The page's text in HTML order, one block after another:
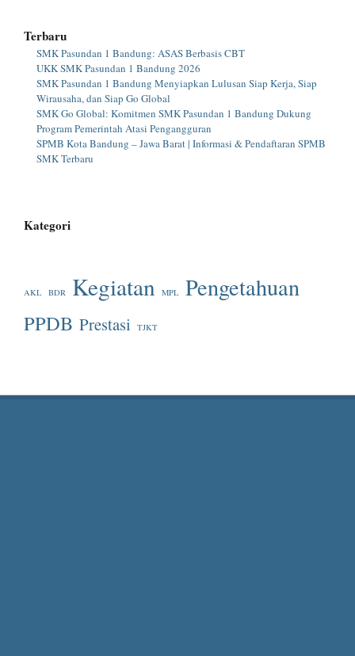
Terbaru
SMK Pasundan 1 Bandung: ASAS Berbasis CBT
UKK SMK Pasundan 1 Bandung 2026
SMK Pasundan 1 Bandung Menyiapkan Lulusan Siap Kerja, Siap
Wirausaha, dan Siap Go Global
SMK Go Global: Komitmen SMK Pasundan 1 Bandung Dukung
Program Pemerintah Atasi Pengangguran
SPMB Kota Bandung – Jawa Barat | Informasi & Pendaftaran SPMB
SMK Terbaru
Kategori
AKL BDR Kegiatan MPL Pengetahuan
PPDB Prestasi TJKT